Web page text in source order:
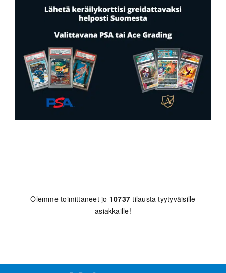
Rip & Ship
Greidauspalvelu
Olemme toimittaneet jo 10737 tilausta tyytyväisille
asiakkaille!